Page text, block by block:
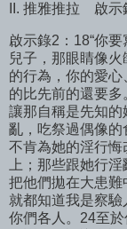
II. 推雅推拉 啟示
啟示錄2：18“你
兒子，那眼睛像
的行為，你的愛
的比先前的還要
讓那自稱是先知
亂，吃祭過偶像
不肯為她的淫行
上；那些跟她行
把他們拋在大患
就都知道我是察
你們各人。24至